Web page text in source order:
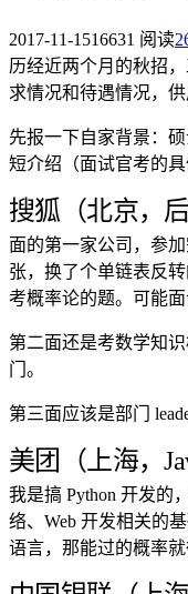
2017-11-1516631 阅读
历经近两个月的秋招
求情况和待遇情况，
先报一下自家背景：
短介绍（面试官考的
搜狐（北京，
面的第一家公司，参
张，换了个单链表反
考概率论的题。可能
第二面还是考数学知
门。
第三面应该是部门
美团（上海，
我是搞 Python 开发的
络、Web 开发相关的
语言，那能过的概率就